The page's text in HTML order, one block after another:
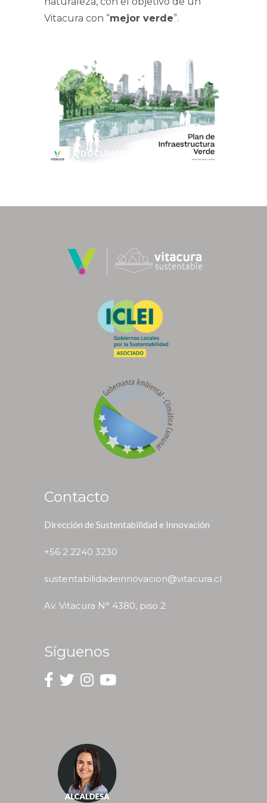
Vitacura con “mejor verde”.
LEER DOCUMENTO
Contacto
Dirección de Sustentabilidad e Innovación
+56 2 2240 3230
sustentabilidadeinnovacion@vitacura.cl
Av. Vitacura N° 4380, piso 2
Síguenos